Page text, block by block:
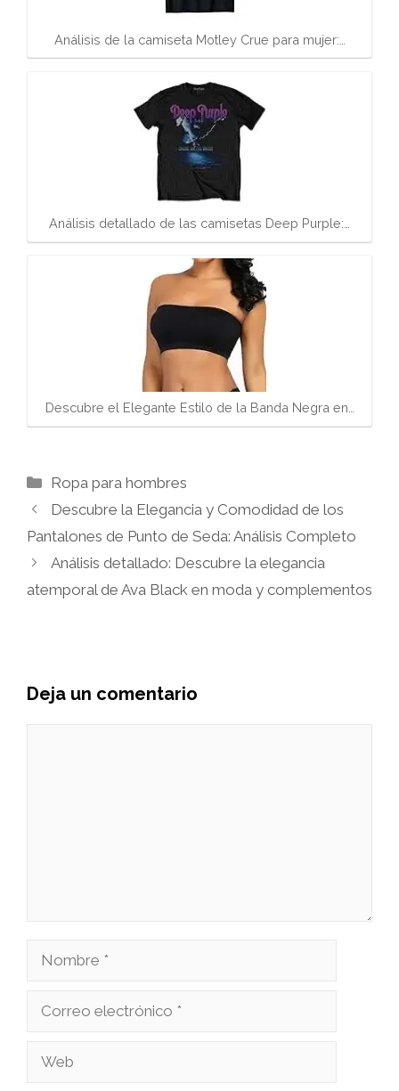
Análisis de la camiseta Motley Crue para mujer:…
Análisis detallado de las camisetas Deep Purple:…
Descubre el Elegante Estilo de la Banda Negra en…
Categorías
Ropa para hombres
Descubre la Elegancia y Comodidad de los
Pantalones de Punto de Seda: Análisis Completo
Análisis detallado: Descubre la elegancia
atemporal de Ava Black en moda y complementos
Deja un comentario
Nombre
Correo
Web